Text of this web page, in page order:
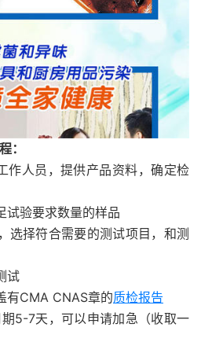
：
人员，提供产品资料，确定检
验要求数量的样品
择符合需要的测试项目，和测
试
CMA CNAS章的质检报告
5-7天，可以申请加急（收取一